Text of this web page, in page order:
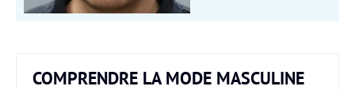
COMPRENDRE LA MODE MASCULINE